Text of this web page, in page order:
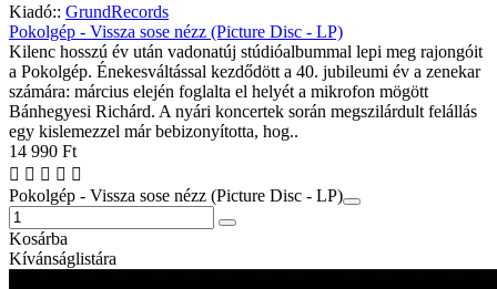
Kiadó:: GrundRecords
Pokolgép - Vissza sose nézz (Picture Disc - LP)
Kilenc hosszú év után vadonatúj stúdióalbummal lepi meg rajongóit
a Pokolgép. Énekesváltással kezdődött a 40. jubileumi év a zenekar
számára: március elején foglalta el helyét a mikrofon mögött
Bánhegyesi Richárd. A nyári koncertek során megszilárdult felállás
egy kislemezzel már bebizonyította, hog..
14 990 Ft
Pokolgép - Vissza sose nézz (Picture Disc - LP)
Kosárba
Kívánságlistára